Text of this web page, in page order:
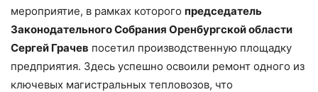
мероприятие, в рамках которого председатель
Законодательного Собрания Оренбургской области
Сергей Грачев посетил производственную площадку
предприятия. Здесь успешно освоили ремонт одного из
ключевых магистральных тепловозов, что